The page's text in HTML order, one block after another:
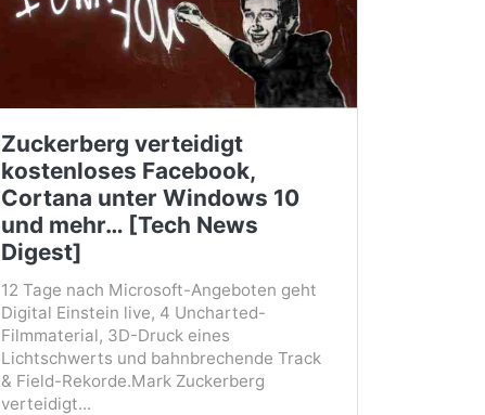
Zuckerberg verteidigt
kostenloses Facebook,
Cortana unter Windows 10
und mehr… [Tech News
Digest]
12 Tage nach Microsoft-Angeboten geht
Digital Einstein live, 4 Uncharted-
Filmmaterial, 3D-Druck eines
Lichtschwerts und bahnbrechende Track
& Field-Rekorde.Mark Zuckerberg
verteidigt...